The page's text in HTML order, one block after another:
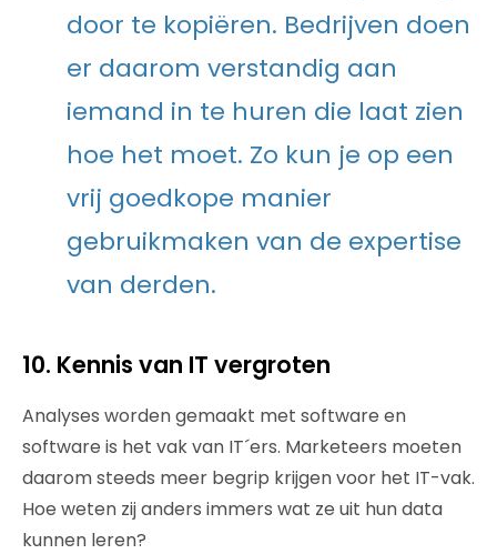
door te kopiëren. Bedrijven doen
er daarom verstandig aan
iemand in te huren die laat zien
hoe het moet. Zo kun je op een
vrij goedkope manier
gebruikmaken van de expertise
van derden.
10. Kennis van IT vergroten
Analyses worden gemaakt met software en
software is het vak van IT´ers. Marketeers moeten
daarom steeds meer begrip krijgen voor het IT-vak.
Hoe weten zij anders immers wat ze uit hun data
kunnen leren?